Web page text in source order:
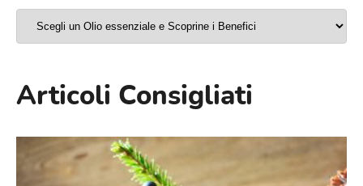
Articoli Consigliati